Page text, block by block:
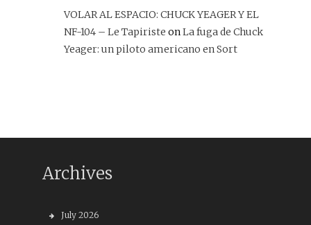
VOLAR AL ESPACIO: CHUCK YEAGER Y EL
NF-104 – Le Tapiriste onLa fuga de Chuck
Yeager: un piloto americano en Sort
Archives
July 2026